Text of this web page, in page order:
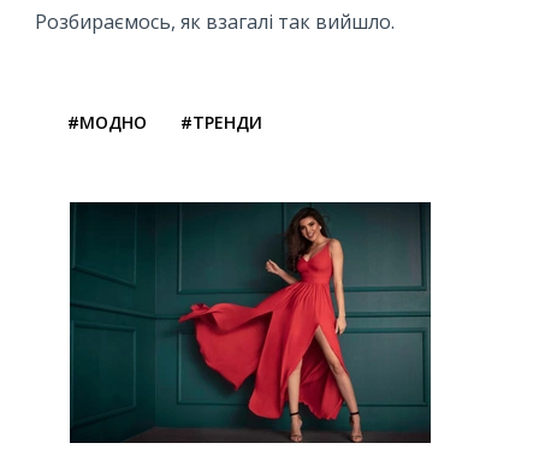
Розбираємось, як взагалі так вийшло.
#МОДНО #ТРЕНДИ